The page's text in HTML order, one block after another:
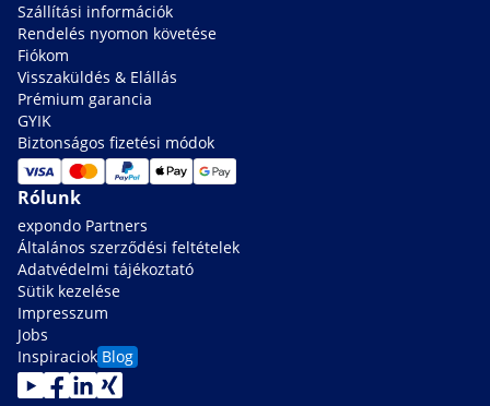
Szállítási információk
Rendelés nyomon követése
Fiókom
Visszaküldés & Elállás
Prémium garancia
GYIK
Biztonságos fizetési módok
Rólunk
expondo Partners
Általános szerződési feltételek
Adatvédelmi tájékoztató
Sütik kezelése
Impresszum
Jobs
Inspiraciok Blog